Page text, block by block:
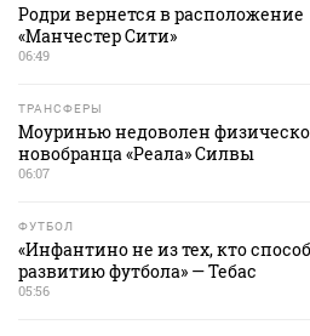
Родри вернется в расположение
«Манчестер Сити»
06:49
ТРАНСФЕРЫ
Моуринью недоволен
новобранца «Реала» Силвы
06:07
ФУТБОЛ
«Инфантино не из тех, кто
развитию футбола» — Тебас
05:56